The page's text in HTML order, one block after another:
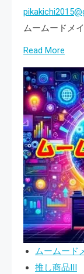
ン
セ
金
に
つ
い
て
の
ガ
イ
ド
ラ
イ
ン」
ムームードメ
Read More
more
ム
ー
ム
ー
ド
メ
イ
ン
で
簡
単
ムームード
推し商品III